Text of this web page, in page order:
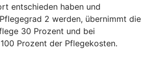
entschieden haben und
2 werden, übernimmt die
30 Prozent und bei
Prozent der Pflegekosten.